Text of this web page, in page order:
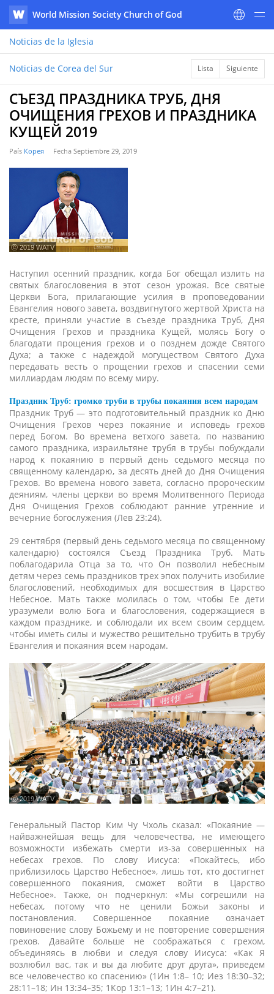
WATV
World Mission Society Church of God
Noticias de la Iglesia
Noticias de Corea del Sur Lista Siguiente
СЪЕЗД ПРАЗДНИКА ТРУБ, ДНЯ
ОЧИЩЕНИЯ ГРЕХОВ И ПРАЗДНИКА
КУЩЕЙ 2019
País Корея Fecha Septiembre 29, 2019
ⓒ 2019 WATV
Наступил осенний праздник, когда Бог обещал излить на
святых благословения в этот сезон урожая. Все святые
Церкви Бога, прилагающие усилия в проповедовании
Евангелия нового завета, воздвигнутого жертвой Христа на
кресте, приняли участие в съезде праздника Труб, Дня
Очищения Грехов и праздника Кущей, молясь Богу о
благодати прощения грехов и о позднем дожде Святого
Духа; а также с надеждой могуществом Святого Духа
передавать весть о прощении грехов и спасении семи
миллиардам людям по всему миру.
Праздник Труб: громко труби в трубы покаяния всем народам
Праздник Труб — это подготовительный праздник ко Дню
Очищения Грехов через покаяние и исповедь грехов
перед Богом. Во времена ветхого завета, по названию
самого праздника, израильтяне трубя в трубы побуждали
народ к покаянию в первый день седьмого месяца по
священному календарю, за десять дней до Дня Очищения
Грехов. Во времена нового завета, согласно пророческим
деяниям, члены церкви во время Молитвенного Периода
Дня Очищения Грехов соблюдают ранние утренние и
вечерние богослужения (Лев 23:24).
29 сентября (первый день седьмого месяца по священному
календарю) состоялся Съезд Праздника Труб. Мать
поблагодарила Отца за то, что Он позволил небесным
детям через семь праздников трех эпох получить изобилие
благословений, необходимых для восшествия в Царство
Небесное. Мать также молилась о том, чтобы Ее дети
уразумели волю Бога и благословения, содержащиеся в
каждом празднике, и соблюдали их всем своим сердцем,
чтобы иметь силы и мужество решительно трубить в трубу
Евангелия и покаяния всем народам.
ⓒ 2019 WATV
Генеральный Пастор Ким Чу Чхоль сказал: «Покаяние —
найважнейшая вещь для человечества, не имеющего
возможности избежать смерти из-за совершенных на
небесах грехов. По слову Иисуса: «Покайтесь, ибо
приблизилось Царство Небесное», лишь тот, кто достигнет
совершенного покаяния, сможет войти в Царство
Небесное». Также, он подчеркнул: «Мы согрешили на
небесах, потому что не ценили Божьи законы и
постановления. Совершенное покаяние означает
повиновение слову Божьему и не повторение совершения
грехов. Давайте больше не соображаться с грехом,
объединяясь в любви и следуя слову Иисуса: «Как Я
возлюбил вас, так и вы да любите друг друга», приведем
все человечество ко спасению» (1Ин 1:8– 10; Иез 18:30–32;
28:11–18; Ин 13:34–35; 1Кор 13:1–13; 1Ин 4:7–21).